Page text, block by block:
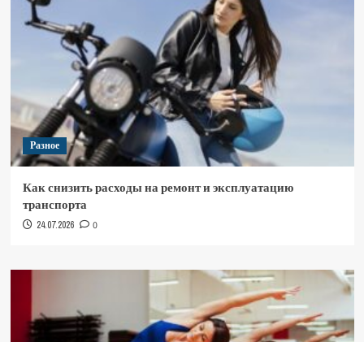
Разное
Как снизить расходы на ремонт и эксплуатацию
транспорта
24.07.2026 0